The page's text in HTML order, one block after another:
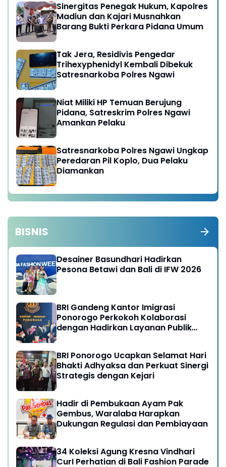
Sinergitas Penegak Hukum, Kapolres
Madiun dan Kajari Musnahkan
Barang Bukti Perkara Pidana Umum
Tak Jera, Residivis Pengedar
Trihexyphenidyl Kembali Dibekuk
Satresnarkoba Polres Ngawi
Niat Miliki HP Temuan Berujung
Pidana, Satreskrim Polres Ngawi
Amankan Pelaku
Satresnarkoba Polres Ngawi Ungkap
Peredaran Pil Koplo, Dua Pelaku
Diamankan
BISNIS
Desainer Basundhari Hadirkan
Pesona Betawi dan Bali di IFW 2026
BRI Gandeng Kantor Imigrasi
Ponorogo Perkokoh Kolaborasi
dengan Hadirkan Layanan Publik
BRI Ponorogo Ucapkan Selamat Hari
Bhakti Adhyaksa dan Perkuat Sinergi
Strategis dengan Kejari
Hadir di Pembukaan Ayam Pak
Gembus, Waralaba Harapkan
Dukungan Regulasi dan Pembiayaan
34 Koleksi Agung Kresna Vindhari
CurI Perhatian di Bali Fashion Parade